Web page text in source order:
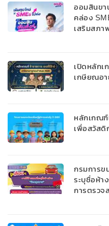
ออมสินขา
คล่อง
เสริมสภา
ลบ.สนับ
เปิดหลักเ
เกษียณอ
หลักเกณฑ์
เพื่อสวัสดิ
กรมการข
ระบุชื่อห้า
การตรว